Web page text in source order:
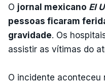
O jornal mexicano El
pessoas ficaram
gravidade. Os
assistir as vítimas do
O incidente aconteceu